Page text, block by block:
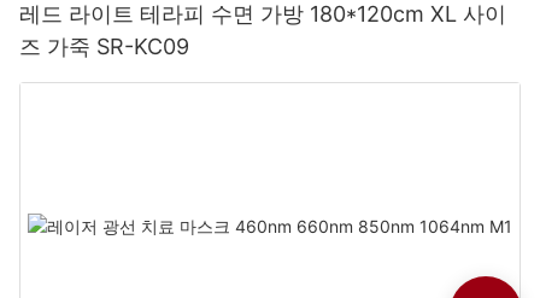
레드 라이트 테라피 수면 가방 180*120cm XL 사이
즈 가죽 SR-KC09